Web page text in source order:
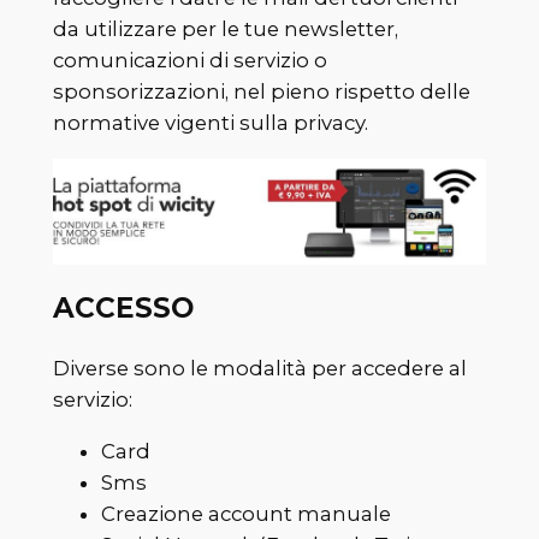
da utilizzare per le tue newsletter,
comunicazioni di servizio o
sponsorizzazioni, nel pieno rispetto delle
normative vigenti sulla privacy.
ACCESSO
Diverse sono le modalità per accedere al
servizio:
Card
Sms
Creazione account manuale